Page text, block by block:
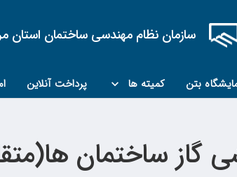
سازمان نظام مهندسی ساختمان استان
بتن کمیته ها پرداخت آنلاین
ساختمان